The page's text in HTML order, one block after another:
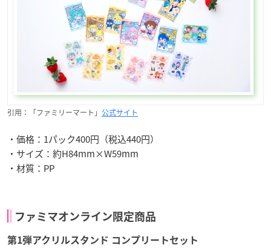
引用：「ファミリーマート」 公式サイト
・価格：1パック400円（税込440円）
・サイズ：約H84mm×W59mm
・材質：PP
ファミマオンライン限定商品
第1弾アクリルスタンド コンプリートセット